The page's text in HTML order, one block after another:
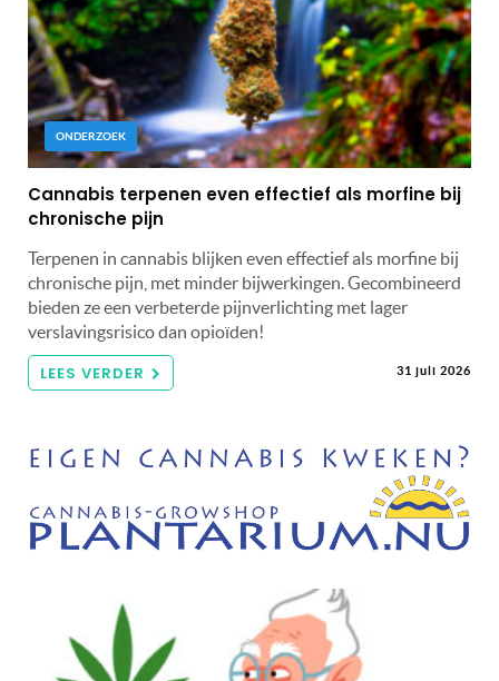
ONDERZOEK
Cannabis terpenen even effectief als morfine bij
chronische pijn
Terpenen in cannabis blijken even effectief als morfine bij
chronische pijn, met minder bijwerkingen. Gecombineerd
bieden ze een verbeterde pijnverlichting met lager
verslavingsrisico dan opioïden!
LEES VERDER 31 juli 2026